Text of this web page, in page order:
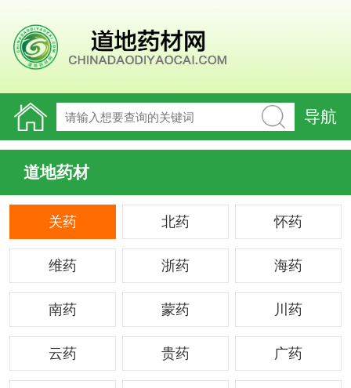
导航
道地药材
关药 北药 怀药
维药 浙药 海药
南药 蒙药 川药
云药 贵药 广药